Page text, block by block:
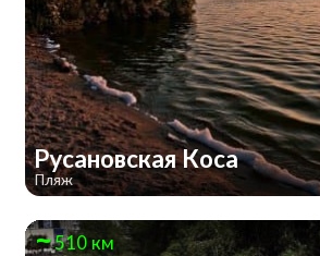
Русановская Коса
Пляж
510 км